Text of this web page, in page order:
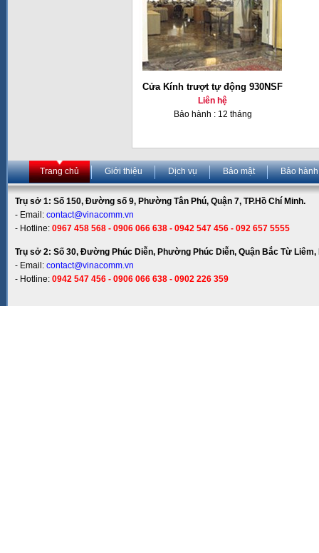
Cửa Kính trượt tự động 930NSF
Liên hệ
Bảo hành : 12 tháng
Trang chủ Giới thiệu Dịch vụ Bảo mật Bảo hành
Trụ sở 1: Số 150, Đường số 9, Phường Tân Phú, Quận 7, TP.Hồ Chí Minh.
- Email: contact@vinacomm.vn
- Hotline: 0967 458 568 - 0906 066 638 - 0942 547 456 - 092 657 5555
Trụ sở 2: Số 30, Đường Phúc Diễn, Phường Phúc Diễn, Quận Bắc Từ Liêm,
- Email: contact@vinacomm.vn
- Hotline: 0942 547 456 - 0906 066 638 - 0902 226 359